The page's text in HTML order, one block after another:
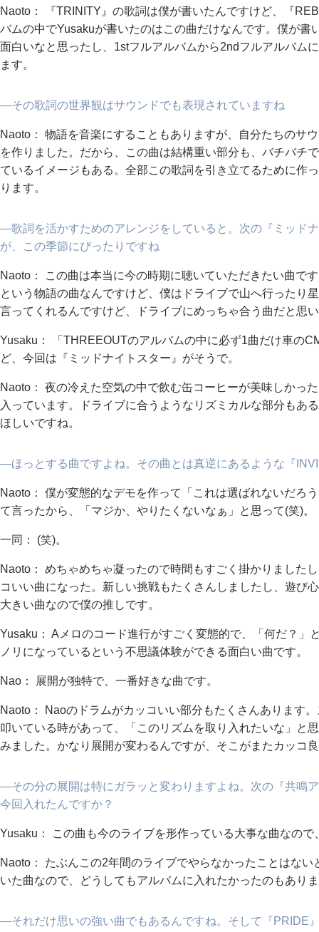
Naoto： 『TRINITY』の歌詞は僕が書いたんですけど、『
バムの中でYusakuが書いたのはこの曲だけなんです。僕が書
面白いなと思ったし、1stフルアルバムから2ndフルアルバム
ます。
―その歌詞の世界観はサウンドでも表現されていますね
Naoto： 物語を音楽にすることもありますが、自分たちのサ
を作りました。だから、この曲は結構重い部分も、バチバチ
ているイメージもある。全部この歌詞を引き立てるために作
ります。
―歌詞を活かすためのアレンジをしていると。次の『ミッド
が、この季節にぴったりですね
Naoto： この曲は本当に今の時期に聴いていただきたい曲で
という物語の曲なんですけど、僕はドライブで山へ行ったり
言ってくれるんですけど、ドライブにめっちゃ合う曲だと思
Yusaku： 「THREEOUTのアルバムの中に必ず1曲だけ車の
ど、今回は『ミッドナイトスター』がそうで。
Naoto： 夜の冷えた空気の中で飲む缶コーヒーが美味しかっ
入っています。ドライブに合うようなリズミカルな部分もあ
ほしいですね。
―ほっとする曲ですよね。その曲とは真逆にあるような『
Naoto： 僕が変態的なデモを作って「これは選ばれないだろ
て言ったから、「マジか、やりたくないなぁ」と思って(笑)。
一同： (笑)。
Naoto： めちゃめちゃ凝ったので時間もすごく掛かりました
コいい曲になった。新しい挑戦もたくさんしましたし、遊び
大きい曲なので僕の推しです。
Yusaku： Aメロのコード進行がすごく変態的で、「何だ？」
ノリになっているという不思議体験ができる面白い曲です。
Nao： 展開が独特で、一番好きな曲です。
Naoto： Naoのドラムがカッコいい部分もたくさんあります
叩いている時があって、「このリズムを取り入れたいな」と
みました。かなり展開が変わるんですが、そこがまたカッコ
―その分の展開は特にガラッと変わりますよね。次の『共鳴
今回入れたんですか？
Yusaku： この曲も今のライブを形作っている大事な曲なの
Naoto： たぶんこの2年間のライブでやらなかったことはない
いた曲なので、どうしてもアルバムに入れたかったのもあり
―それだけ思いの強い曲でもあるんですね。そして『PRIDE